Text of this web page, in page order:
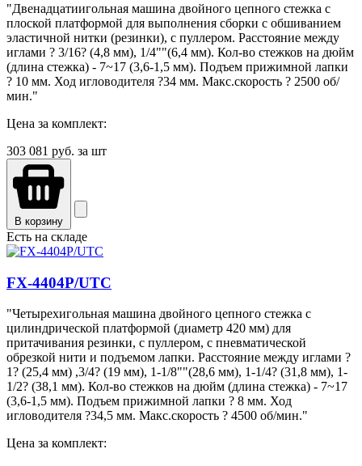
"Двенадцатиигольная машина двойного цепного стежка с
плоской платформой для выполнения сборки c обшиванием
эластичной нитки (резинки), с пуллером. Расстояние между
иглами ? 3/16? (4,8 мм), 1/4""(6,4 мм). Кол-во стежков на дюйм
(длина стежка) - 7~17 (3,6-1,5 мм). Подъем прижимной лапки
? 10 мм. Ход игловодителя ?34 мм. Макс.скорость ? 2500 об/
мин."
Цена за комплект:
303 081 руб. за шт
В корзину
Есть на складе
FX-4404P/UTC
"Четырехигольная машина двойного цепного стежка с
цилиндрической платформой (диаметр 420 мм) для
притачивания резинки, с пуллером, с пневматической
обрезкой нити и подъемом лапки. Расстояние между иглами ?
1? (25,4 мм) ,3/4? (19 мм), 1-1/8""(28,6 мм), 1-1/4? (31,8 мм), 1-
1/2? (38,1 мм). Кол-во стежков на дюйм (длина стежка) - 7~17
(3,6-1,5 мм). Подъем прижимной лапки ? 8 мм. Ход
игловодителя ?34,5 мм. Макс.скорость ? 4500 об/мин."
Цена за комплект: